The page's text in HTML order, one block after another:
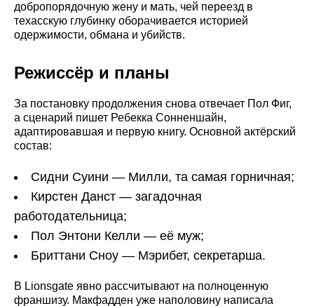
добропорядочную жену и мать, чей переезд в
техасскую глубинку оборачивается историей
одержимости, обмана и убийств.
Режиссёр и планы
За постановку продолжения снова отвечает Пол Фиг,
а сценарий пишет Ребекка Сонненшайн,
адаптировавшая и первую книгу. Основной актёрский
состав:
Сидни Суини — Милли, та самая горничная;
Кирстен Данст — загадочная
работодательница;
Пол Энтони Келли — её муж;
Бриттани Сноу — Мэрибет, секретарша.
В Lionsgate явно рассчитывают на полноценную
франшизу. Макфадден уже наполовину написала